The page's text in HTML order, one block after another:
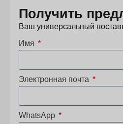
Получить
Ваш универсальный
Имя
Электронная почта
WhatsApp